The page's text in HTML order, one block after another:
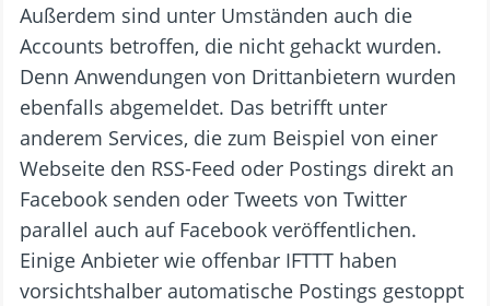
Außerdem sind unter Umständen auch die
Accounts betroffen, die nicht gehackt wurden.
Denn Anwendungen von Drittanbietern wurden
ebenfalls abgemeldet. Das betrifft unter
anderem Services, die zum Beispiel von einer
Webseite den RSS-Feed oder Postings direkt an
Facebook senden oder Tweets von Twitter
parallel auch auf Facebook veröffentlichen.
Einige Anbieter wie offenbar IFTTT haben
vorsichtshalber automatische Postings gestoppt